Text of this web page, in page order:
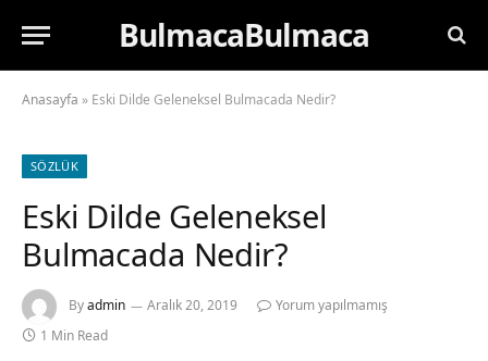
BulmacaBulmaca
Anasayfa » Eski Dilde Geleneksel Bulmacada Nedir?
SÖZLÜK
Eski Dilde Geleneksel
Bulmacada Nedir?
Byadmin Aralık 20, 2019
Yorum yapılmamış
1 Min Read